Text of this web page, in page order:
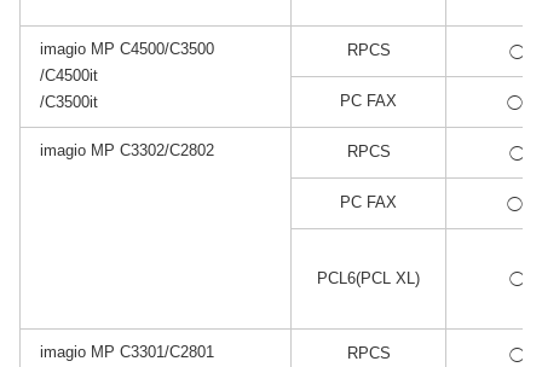
imagio MP C4500/C3500
/C4500it
/C3500it
RPCS ◯
PC FAX ◯
imagio MP C3302/C2802 RPCS ◯
PC FAX ◯
PCL6(PCL XL) ◯
imagio MP C3301/C2801 RPCS ◯